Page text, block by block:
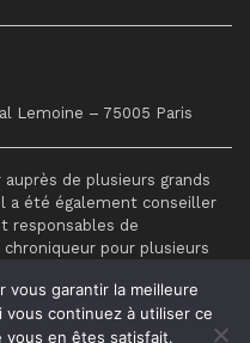
Lemoine – 75005 Paris
de plusieurs grands
a été également conseiller
responsables de
pour plusieurs
chefs d’entreprises
(APM).
vous garantir la meilleure
continuez à utiliser ce
vous en êtes satisfait.